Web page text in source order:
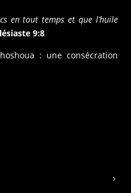
en tout temps et que l’huile
9:8
: une consécration